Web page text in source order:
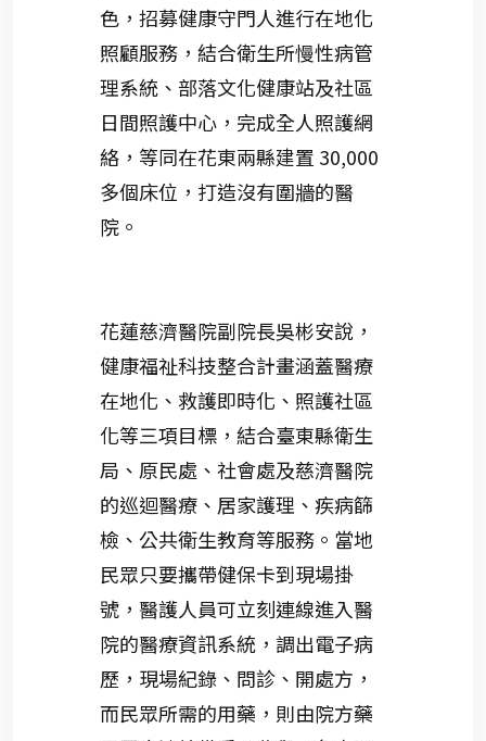
色，招募健康守門人進行在地化
照顧服務，結合衛生所慢性病管
理系統、部落文化健康站及社區
日間照護中心，完成全人照護網
絡，等同在花東兩縣建置 30,000
多個床位，打造沒有圍牆的醫
院。
花蓮慈濟醫院副院長吳彬安說，
健康福祉科技整合計畫涵蓋醫療
在地化、救護即時化、照護社區
化等三項目標，結合臺東縣衛生
局、原民處、社會處及慈濟醫院
的巡迴醫療、居家護理、疾病篩
檢、公共衛生教育等服務。當地
民眾只要攜帶健保卡到現場掛
號，醫護人員可立刻連線進入醫
院的醫療資訊系統，調出電子病
歷，現場紀錄、問診、開處方，
而民眾所需的用藥，則由院方藥